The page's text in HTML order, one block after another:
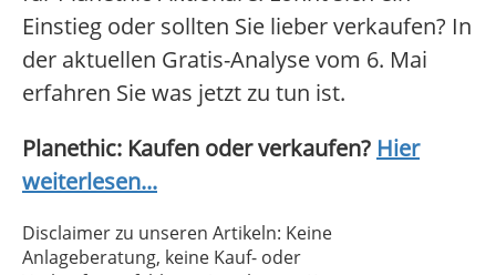
Einstieg oder sollten Sie lieber verkaufen? In
der aktuellen Gratis-Analyse vom 6. Mai
erfahren Sie was jetzt zu tun ist.
Planethic: Kaufen oder verkaufen? Hier
weiterlesen...
Disclaimer zu unseren Artikeln: Keine
Anlageberatung, keine Kauf- oder